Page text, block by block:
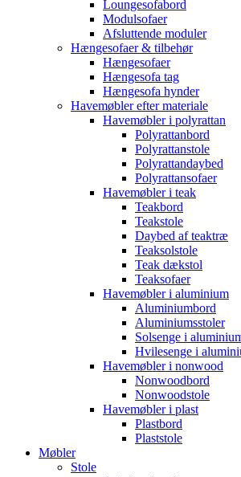
Loungesofabord
Modulsofaer
Afsluttende moduler
Hængesofaer & tilbehør
Hængesofaer
Hængesofa tag
Hængesofa hynder
Havemøbler efter materiale
Havemøbler i polyrattan
Polyrattanbord
Polyrattanstole
Polyrattandaybed
Polyrattansofaer
Havemøbler i teak
Teakbord
Teakstole
Daybed af teaktræ
Teaksolstole
Teak dækstol
Teaksofaer
Havemøbler i aluminium
Aluminiumbord
Aluminiumsstoler
Solsenge i
Hvilesenge i
Havemøbler i nonwood
Nonwoodbord
Nonwoodstole
Havemøbler i plast
Plastbord
Plaststole
Møbler
Stole